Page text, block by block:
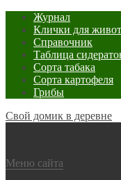
Журнал
Клички для
Справочник
Таблица
Сорта табака
Сорта картофеля
Грибы
Свой домик в деревне
Меню сайта